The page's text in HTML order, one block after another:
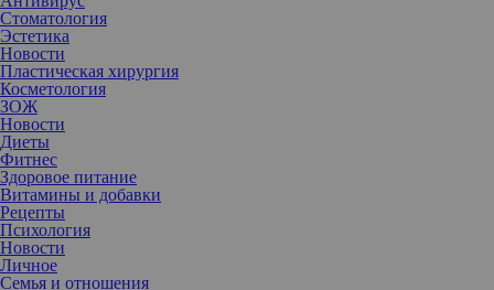
Стоматология
Эстетика
Новости
Пластическая хирургия
Косметология
ЗОЖ
Новости
Диеты
Фитнес
Здоровое питание
Витамины и добавки
Рецепты
Психология
Новости
Личное
Семья и отношения